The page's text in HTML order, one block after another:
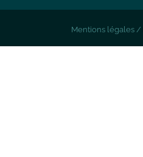
Mentions légales /